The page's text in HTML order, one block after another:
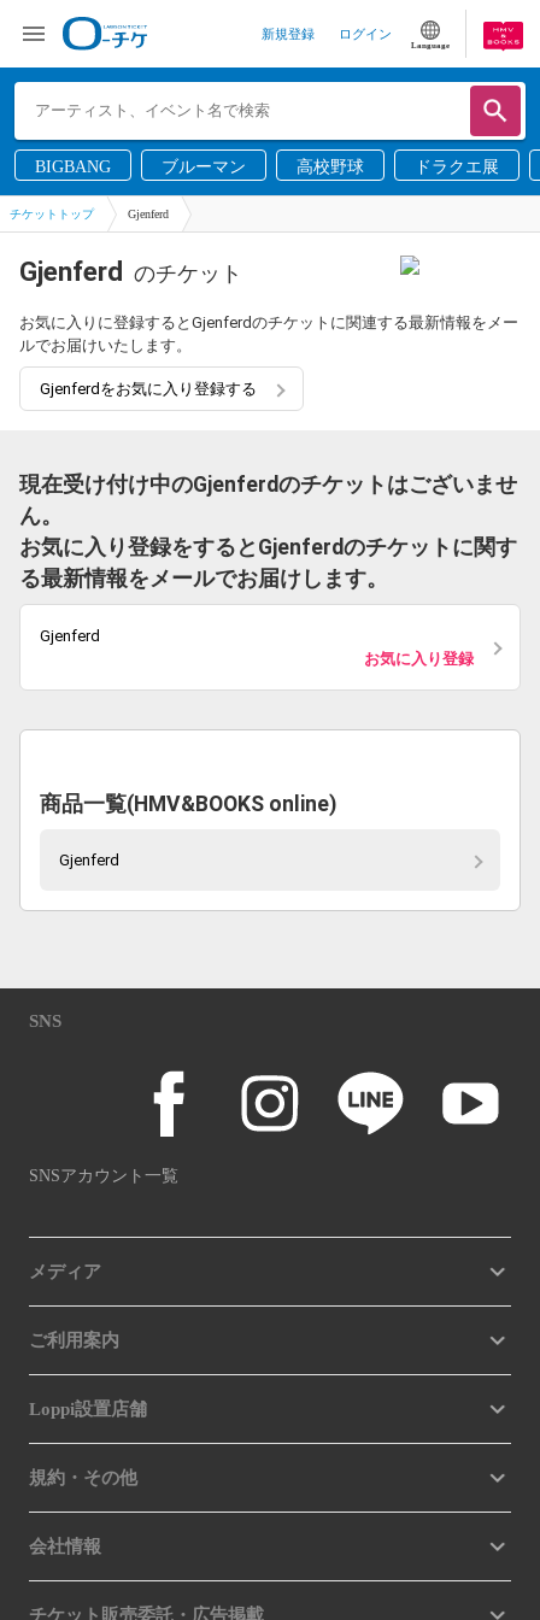
新規登録 ログイン
Language
BIGBANG ブルーマン 高校野球 ドラクエ展
チケットトップ Gjenferd
Gjenferd のチケット
お気に入りに登録するとGjenferdのチケットに関連する最新情報をメー
ルでお届けいたします。
Gjenferdをお気に入り登録する
現在受け付け中のGjenferdのチケットはございませ
ん。
お気に入り登録をするとGjenferdのチケットに関す
る最新情報をメールでお届けします。
Gjenferd
お気に入り登録
商品一覧(HMV&BOOKS online)
Gjenferd
SNS
SNSアカウント一覧
メディア
ご利用案内
Loppi設置店舗
規約・その他
会社情報
チケット販売委託・広告掲載